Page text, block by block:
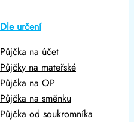
Dle určení
Půjčka na účet
Půjčky na mateřské
Půjčka na OP
Půjčka na směnku
Půjčka od soukromníka